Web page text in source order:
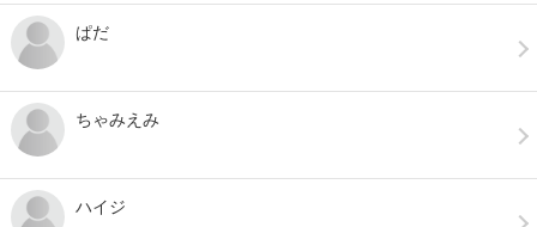
ぱだ
ちゃみえみ
ハイジ